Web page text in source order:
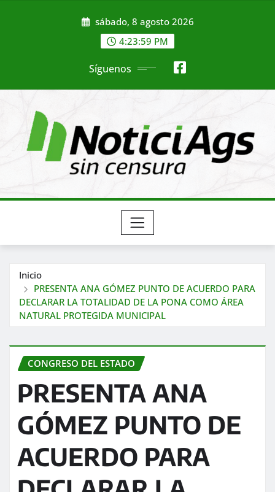
sábado, 8 agosto 2026
4:24:01 PM
Síguenos
Inicio
PRESENTA ANA GÓMEZ PUNTO DE ACUERDO PARA
DECLARAR LA TOTALIDAD DE LA PONA COMO ÁREA
NATURAL PROTEGIDA MUNICIPAL
CONGRESO DEL ESTADO
PRESENTA ANA
GÓMEZ PUNTO DE
ACUERDO PARA